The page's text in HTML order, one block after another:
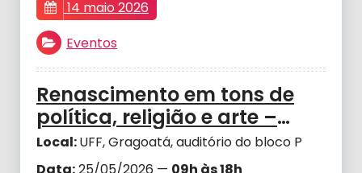
14 maio 2026
Eventos
Renascimento em tons de
política, religião e arte –
Colóquio Interdisciplinar
Local:UFF, Gragoatá, auditório do bloco P
Data:25/05/2026 — 09h às 18h